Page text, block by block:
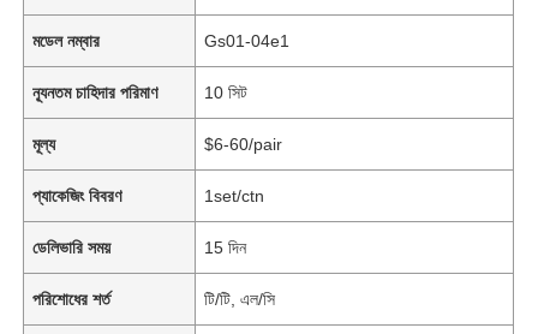
মডেল নম্বার Gs01-04e1
ন্যূনতম চাহিদার পরিমাণ 10 সিট
মূল্য $6-60/pair
প্যাকেজিং বিবরণ 1set/ctn
ডেলিভারি সময় 15 দিন
পরিশোধের শর্ত টি/টি, এল/সি